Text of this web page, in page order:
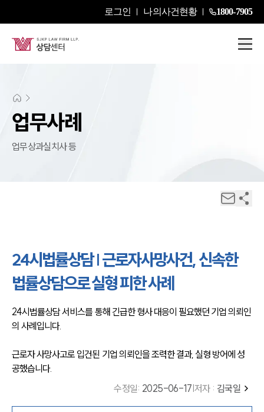
로그인 나의사건현황 1800-7905
업무사례
업무상과실치사 등
24시법률상담 | 근로자사망사건, 신속한
법률상담으로 실형 피한 사례
24시법률상담 서비스를 통해 긴급한 형사 대응이 필요했던 기업 의뢰인
의 사례입니다.
근로자 사망사고로 입건된 기업 의뢰인을 조력한 결과, 실형 방어에 성
공했습니다.
수정일: 2025-06-17 |저자 : 김국일